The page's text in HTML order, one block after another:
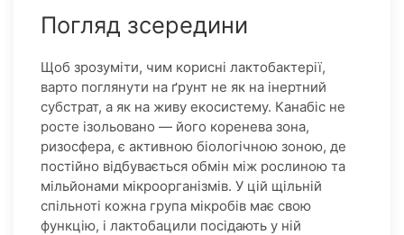
Погляд зсередини
Щоб зрозуміти, чим корисні лактобактерії,
варто поглянути на ґрунт не як на інертний
субстрат, а як на живу екосистему. Канабіс не
росте ізольовано — його коренева зона,
ризосфера, є активною біологічною зоною, де
постійно відбувається обмін між рослиною та
мільйонами мікроорганізмів. У цій щільній
спільноті кожна група мікробів має свою
функцію, і лактобацили посідають у ній